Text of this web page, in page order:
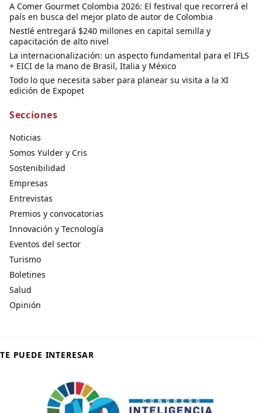
A Comer Gourmet Colombia 2026: El festival que recorrerá el
país en busca del mejor plato de autor de Colombia
Nestlé entregará $240 millones en capital semilla y
capacitación de alto nivel
La internacionalización: un aspecto fundamental para el IFLS
+ EICI de la mano de Brasil, Italia y México
Todo lo que necesita saber para planear su visita a la XI
edición de Expopet
Secciones
Noticias
Somos Yulder y Cris
Sostenibilidad
Empresas
Entrevistas
Premios y convocatorias
Innovación y Tecnología
Eventos del sector
Turismo
Boletines
Salud
Opinión
TE PUEDE INTERESAR